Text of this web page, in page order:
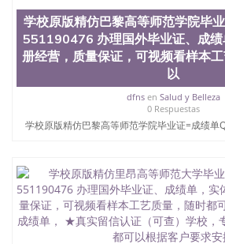
University）圣何塞州立大学学位证
University）圣何塞州立大学学历证
State University）圣何塞州立大学学
Jose State University）圣何塞州立
（San Jose State University）澳洲
文凭学位qq微信551190476澳洲读
学学历 绩单购买学位证书/澳洲读本
买澳洲大学毕业证成绩单假文凭学历
士做文凭/购买澳洲大学毕业证成绩
理北卡罗来纳州立大学毕业证
【QQ/WeChat:551190476】办理国
单，实体公司，注册经营，质量保
工艺质量，随时都可以安排办理，
学校原版精仿巴黎高等师范学院毕
551190476 办理国外毕业证、成
册经营，质量保证，可视频看样本
以
dfnsen Salud y Belleza
0 Respuestas
学校原版精仿巴黎高等师范学院毕业证=成绩单